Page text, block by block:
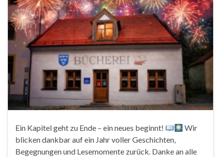
Ein Kapitel geht zu Ende – ein neues beginnt!
Wir
blicken dankbar auf ein Jahr voller Geschichten,
Begegnungen und Lesemomente zurück. Danke an alle